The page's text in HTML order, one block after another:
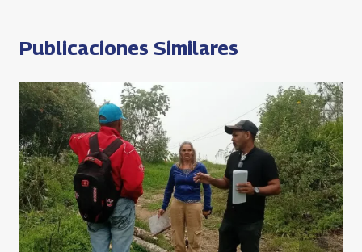
Publicaciones Similares